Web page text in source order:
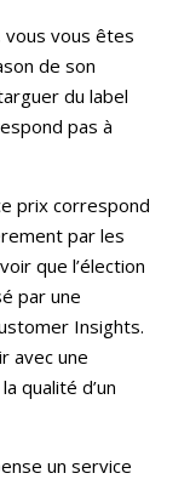
vous vous êtes
de son
du label
pas à
prix correspond
par les
que l’élection
par une
Insights.
avec une
qualité d’un
un service